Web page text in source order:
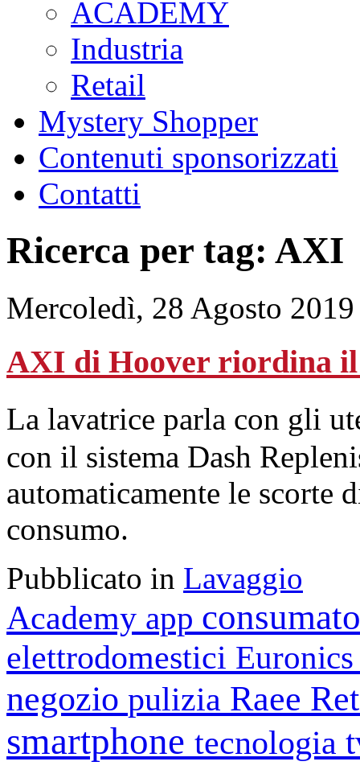
ACADEMY
Industria
Retail
Mystery Shopper
Contenuti sponsorizzati
Contatti
Ricerca per tag: AXI
Mercoledì, 28 Agosto
AXI di Hoover riordina il
La lavatrice parla con gli
con il sistema Dash
automaticamente le scorte
consumo.
Pubblicato in Lavaggio
Academy app
elettrodomestici
negozio pulizia Raee
smartphone tecnologia